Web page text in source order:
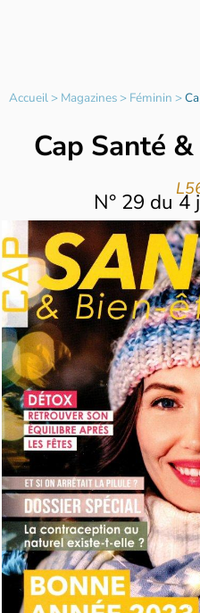
Accueil> Magazines> Féminin >
Cap Santé
N° 29 du4